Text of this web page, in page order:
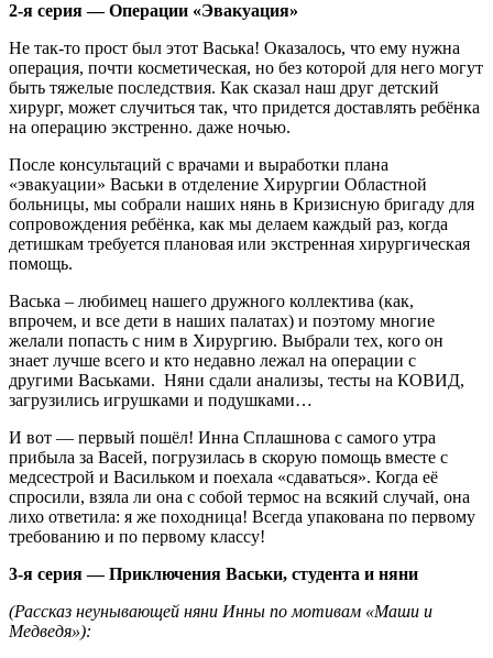
2-я серия — Операции «Эвакуация»
Не так-то прост был этот Васька! Оказалось, что ему нужна
операция, почти косметическая, но без которой для него могут
быть тяжелые последствия. Как сказал наш друг детский
хирург, может случиться так, что придется доставлять ребёнка
на операцию экстренно. даже ночью.
После консультаций с врачами и выработки плана
«эвакуации» Васьки в отделение Хирургии Областной
больницы, мы собрали наших нянь в Кризисную бригаду для
сопровождения ребёнка, как мы делаем каждый раз, когда
детишкам требуется плановая или экстренная хирургическая
помощь.
Васька – любимец нашего дружного коллектива (как,
впрочем, и все дети в наших палатах) и поэтому многие
желали попасть с ним в Хирургию. Выбрали тех, кого он
знает лучше всего и кто недавно лежал на операции с
другими Васьками. Няни сдали анализы, тесты на КОВИД,
загрузились игрушками и подушками…
И вот — первый пошёл! Инна Сплашнова с самого утра
прибыла за Васей, погрузилась в скорую помощь вместе с
медсестрой и Васильком и поехала «сдаваться». Когда её
спросили, взяла ли она с собой термос на всякий случай, она
лихо ответила: я же походница! Всегда упакована по первому
требованию и по первому классу!
3-я серия — Приключения Васьки, студента и няни
(Рассказ неунывающей няни Инны по мотивам «Маши и
Медведя»):